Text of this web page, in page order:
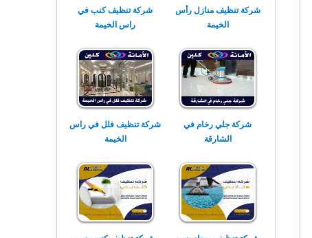
شركة تنظيف منازل رأس
الخيمة
شركة تنظيف كنب في
راس الخيمة
شركة جلي رخام في
الشارقة
شركة تنظيف فلل في راس
الخيمة